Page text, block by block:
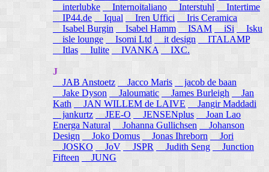
interlubke
Internoitaliano Interstuhl
Intertime
IP44.de
Iqual Iren Uffici
Iris Ceramica
Isabel Burgin
Isabel Hamm ISAM iSi Isku
isle lounge
Isomi Ltd it design
ITALAMP
Itlas
Iulite IVANKA IXC.
J
JAB Anstoetz
Jacco Maris
jacob de baan
Jake Dyson
Jaloumatic James Burleigh
Jan
Kath
JAN WILLEM de LAIVE
Jangir Maddadi
jankurtz JEE-O JENSENplus
Joan Lao
Energa Natural
Johanna Gullichsen
Johanson
Design
Joko Domus Jonas Ihreborn
Jori
JOSKO
JoV JSPR Judith Seng
Junction
Fifteen
JUNG